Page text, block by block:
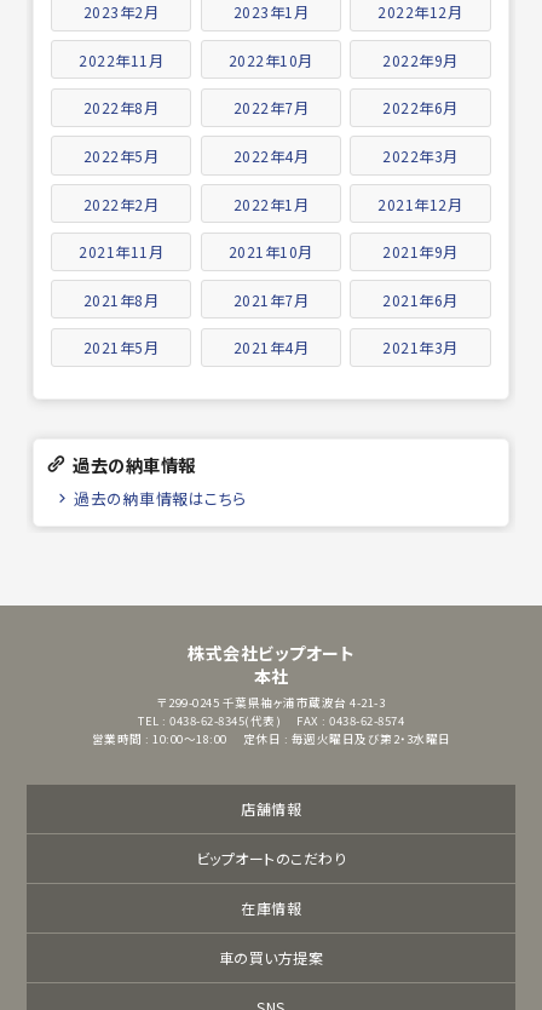
2023年2月 2023年1月 2022年12月
2022年11月 2022年10月 2022年9月
2022年8月 2022年7月 2022年6月
2022年5月 2022年4月 2022年3月
2022年2月 2022年1月 2021年12月
2021年11月 2021年10月 2021年9月
2021年8月 2021年7月 2021年6月
2021年5月 2021年4月 2021年3月
過去の納車情報
過去の納車情報はこちら
株式会社ビップオート
本社
〒299-0245 千葉県袖ヶ浦市蔵波台 4-21-3
TEL : 0438-62-8345(代表)
FAX : 0438-62-8574
営業時間 : 10:00～18:00
定休日 : 毎週火曜日及び第2・3水曜日
店舗情報
ビップオートのこだわり
在庫情報
車の買い方提案